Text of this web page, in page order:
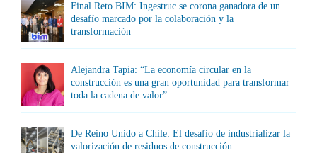
Final Reto BIM: Ingestruc se corona ganadora de un
desafío marcado por la colaboración y la
transformación
Alejandra Tapia: “La economía circular en la
construcción es una gran oportunidad para transformar
toda la cadena de valor”
De Reino Unido a Chile: El desafío de industrializar la
valorización de residuos de construcción